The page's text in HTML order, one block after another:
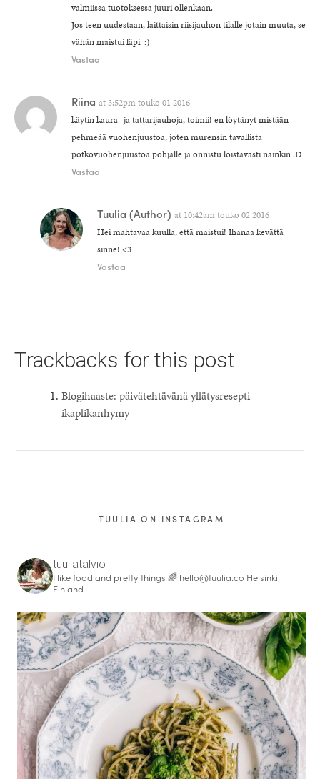
valmiissa tuotoksessa juuri ollenkaan.
Jos teen uudestaan, laittaisin riisijauhon tilalle jotain muuta, se
vähän maistui läpi. :)
Vastaa
Riina at 3:52pm touko 01 2016
käytin kaura- ja tattarijauhoja, toimii! en löytänyt mistään
pehmeää vuohenjuustoa, joten murensin tavallista
pötkövuohenjuustoa pohjalle ja onnistu loistavasti näinkin :D
Vastaa
Tuulia (Author) at 10:42am touko 02 2016
Hei mahtavaa kuulla, että maistui! Ihanaa kevättä
sinne! <3
Vastaa
Trackbacks for this post
Blogihaaste: päivätehtävänä yllätysresepti –
ikaplikanhymy
TUULIA ON INSTAGRAM
tuuliatalvio
I like food and pretty things 🌈 hello@tuulia.co Helsinki,
Finland